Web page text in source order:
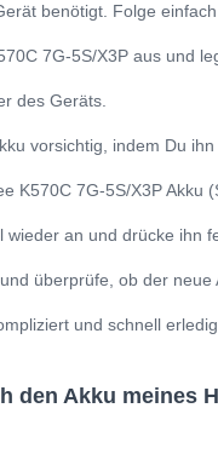
benötigt. Folge
7G-5S/X3P aus und
des Geräts.
vorsichtig, indem Du ihn
K570C 7G-5S/X3P Akku
wieder an und drücke ihn
überprüfe, ob der neue
und schnell
den Akku meines